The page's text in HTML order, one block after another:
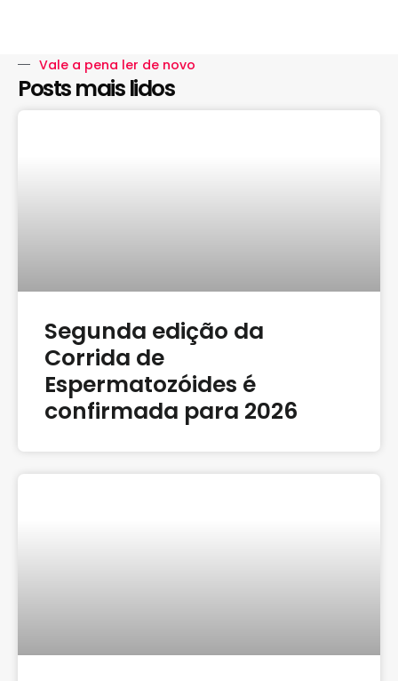
Vale a pena ler de novo
Posts mais lidos
Segunda edição da
Corrida de
Espermatozóides é
confirmada para 2026